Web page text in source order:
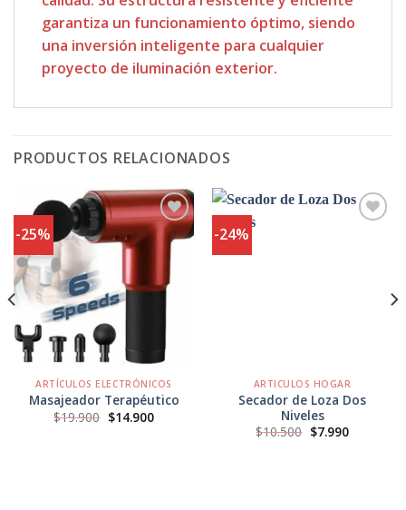
garantiza un funcionamiento óptimo, siendo
una inversión inteligente para cualquier
proyecto de iluminación exterior.
PRODUCTOS RELACIONADOS
-25%
Agregar
Favoritos
ARTÍCULOS ELECTRÓNICOS
Masajeador Terapéutico
$19.900 El
precio
$14.900El
precio
-24%
ARTICULOS HOGAR
Secador de Loza Dos
Niveles
$10.500 El
precio
$7.990El
precio